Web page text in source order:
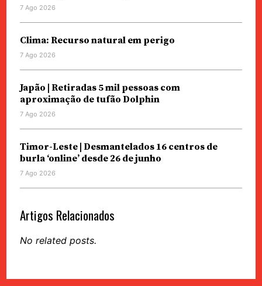
7 Ago 2026
Clima: Recurso natural em perigo
7 Ago 2026
Japão | Retiradas 5 mil pessoas com
aproximação de tufão Dolphin
7 Ago 2026
Timor-Leste | Desmantelados 16 centros de
burla ‘online’ desde 26 de junho
7 Ago 2026
Artigos Relacionados
No related posts.